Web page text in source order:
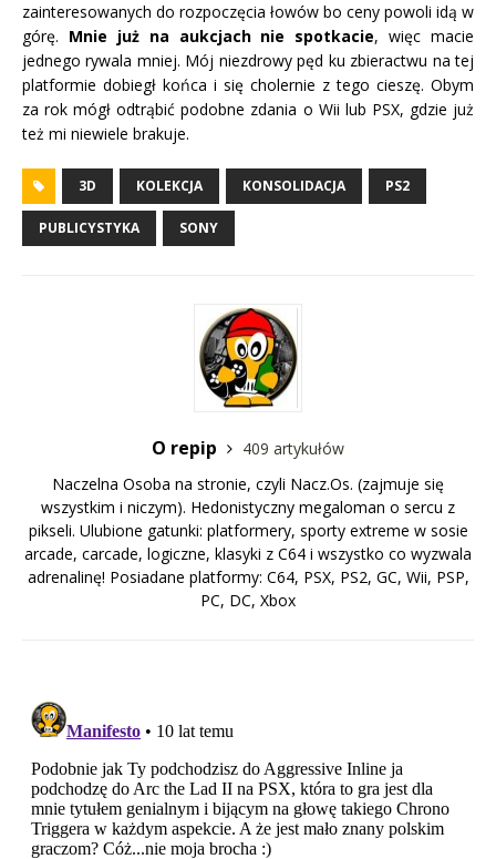
zainteresowanych do rozpoczęcia łowów bo ceny powoli idą w
górę. Mnie już na aukcjach nie spotkacie, więc macie
jednego rywala mniej. Mój niezdrowy pęd ku zbieractwu na tej
platformie dobiegł końca i się cholernie z tego cieszę. Obym
za rok mógł odtrąbić podobne zdania o Wii lub PSX, gdzie już
też mi niewiele brakuje.
3D KOLEKCJA KONSOLIDACJA PS2
PUBLICYSTYKA SONY
O repip
409 artykułów
Naczelna Osoba na stronie, czyli Nacz.Os. (zajmuje się
wszystkim i niczym). Hedonistyczny megaloman o sercu z
pikseli. Ulubione gatunki: platformery, sporty extreme w sosie
arcade, carcade, logiczne, klasyki z C64 i wszystko co wyzwala
adrenalinę! Posiadane platformy: C64, PSX, PS2, GC, Wii, PSP,
PC, DC, Xbox